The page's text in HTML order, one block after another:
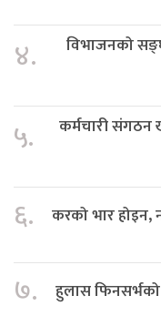
४.
विभाजनको
५.
कर्मचारी संगठन
६. करको भार होइन,
७. हुलास